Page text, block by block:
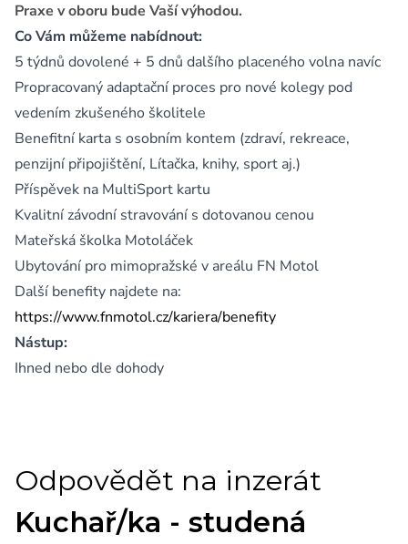
Praxe v oboru bude Vaší výhodou.
Co Vám můžeme nabídnout:
5 týdnů dovolené + 5 dnů dalšího placeného volna navíc
Propracovaný adaptační proces pro nové kolegy pod
vedením zkušeného školitele
Benefitní karta s osobním kontem (zdraví, rekreace,
penzijní připojištění, Lítačka, knihy, sport aj.)
Příspěvek na MultiSport kartu
Kvalitní závodní stravování s dotovanou cenou
Mateřská školka Motoláček
Ubytování pro mimopražské v areálu FN Motol
Další benefity najdete na:
https://www.fnmotol.cz/kariera/benefity
Nástup:
Ihned nebo dle dohody